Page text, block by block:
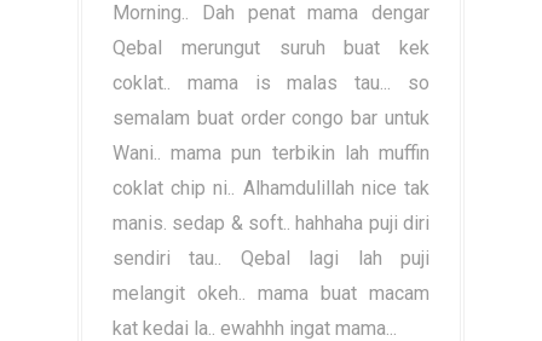
Morning.. Dah penat mama dengar
Qebal merungut suruh buat kek
coklat.. mama is malas tau... so
semalam buat order congo bar untuk
Wani.. mama pun terbikin lah muffin
coklat chip ni.. Alhamdulillah nice tak
manis. sedap & soft.. hahhaha puji diri
sendiri tau.. Qebal lagi lah puji
melangit okeh.. mama buat macam
kat kedai la.. ewahhh ingat mama...